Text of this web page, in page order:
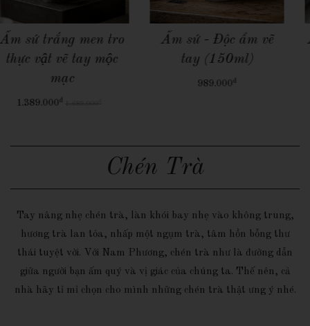
Quick View
Ấm sứ trắng Tây Thi
(160ml)
1.689.000
Quick View
Ấm Thuỷ Tinh
689.000
Chén Trà
Tay nâng nhẹ chén trà, làn khói bay nhẹ vào không trung,
hương trà lan tỏa, nhấp một ngụm trà, tâm hồn bỗng thư
thái tuyệt vời. Với Nam Phương, chén trà như là đường dẫn
giữa người bạn ấm quý và vị giác của chúng ta. Thế nên, cả
nhà hãy tỉ mỉ chọn cho mình những chén trà thật ưng ý nhé.